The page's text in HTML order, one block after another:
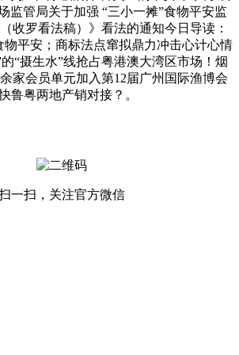
监管局关于加强 “三小一摊”食物平安监
收罗看法稿）》看法的通知今日导读：
物平安；商标法点窜拟鼎力冲击心计心情
“摄生水”线抢占粤港澳大湾区市场！烟
家会员单元加入第12届广州国际渔博会
鲁粤两地产销对接？。
一扫，关注官方微信